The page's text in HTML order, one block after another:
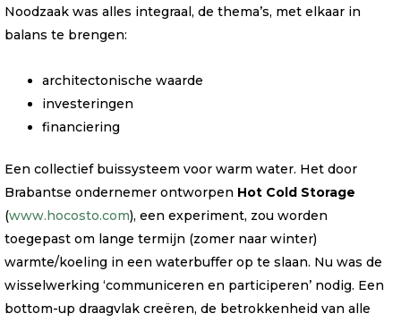
Noodzaak was alles integraal, de thema’s, met elkaar in
balans te brengen:
architectonische waarde
investeringen
financiering
Een collectief buissysteem voor warm water. Het door
Brabantse ondernemer ontworpen Hot Cold Storage
(www.hocosto.com), een experiment, zou worden
toegepast om lange termijn (zomer naar winter)
warmte/koeling in een waterbuffer op te slaan. Nu was de
wisselwerking ‘communiceren en participeren’ nodig. Een
bottom-up draagvlak creëren, de betrokkenheid van alle